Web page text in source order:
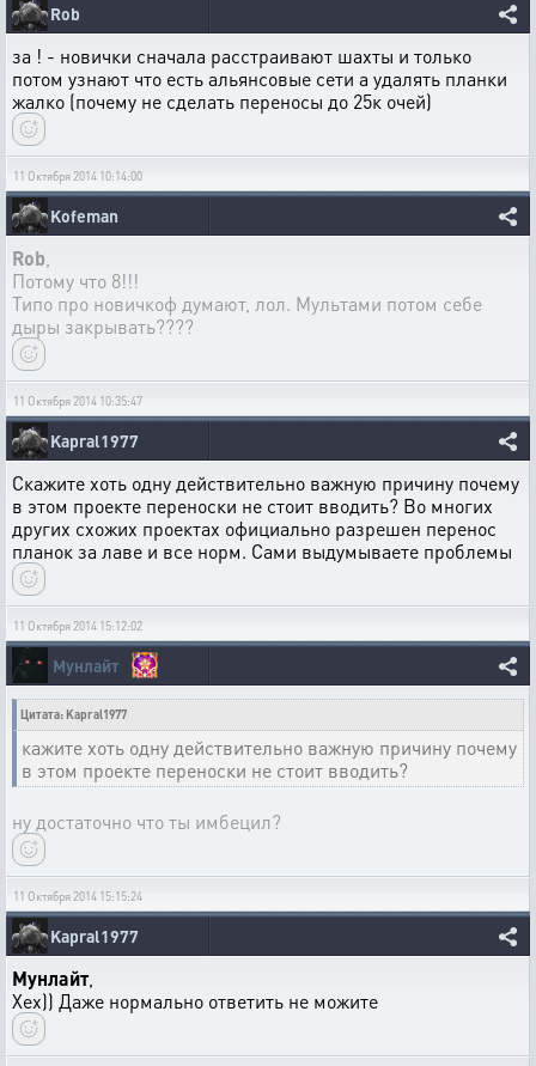
Rob
за ! - новички сначала расстраивают шахты и только
потом узнают что есть альянсовые сети а удалять планки
жалко (почему не сделать переносы до 25к очей)
11 Октября 2014 10:14:00
Kofeman
Rob
Потому что 8!!!
Типо про новичкоф думают, лол. Мультами потом себе
дыры закрывать????
11 Октября 2014 10:35:47
Kapral1977
Скажите хоть одну действительно важную причину почему
в этом проекте переноски не стоит вводить? Во многих
других схожих проектах официально разрешен перенос
планок за лаве и все норм. Сами выдумываете проблемы
11 Октября 2014 15:12:02
Мунлайт
Цитата: Kapral1977
кажите хоть одну действительно важную причину почему
в этом проекте переноски не стоит вводить?
ну достаточно что ты имбецил?
11 Октября 2014 15:15:24
Kapral1977
Мунлайт,
Хех)) Даже нормально ответить не можите